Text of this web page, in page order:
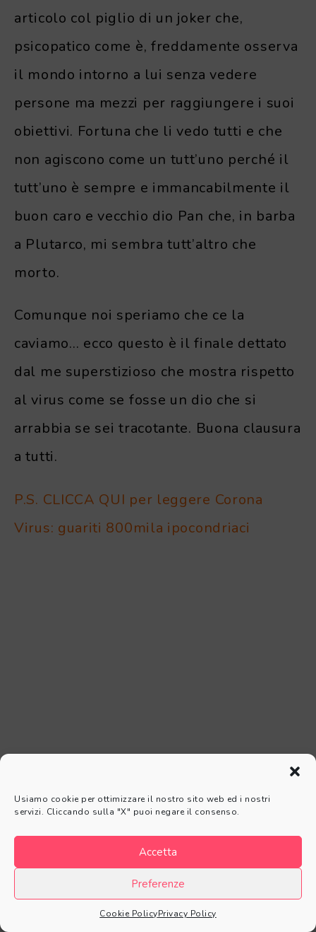
Usiamo cookie per ottimizzare il nostro sito web ed i nostri
servizi. Cliccando sulla "X" puoi negare il consenso.
Accetta
Preferenze
Cookie PolicyPrivacy Policy
articolo col piglio di un joker che,
psicopatico come è, freddamente osserva
il mondo intorno a lui senza vedere
persone ma mezzi per raggiungere i suoi
obiettivi. Fortuna che li vedo tutti e che
non agiscono come un tutt’uno perché il
tutt’uno è sempre e immancabilmente il
buon caro e vecchio dio Pan che, in barba
a Plutarco, mi sembra tutt’altro che
morto.
Comunque noi speriamo che ce la
caviamo… ecco questo è il finale dettato
dal me superstizioso che mostra rispetto
al virus come se fosse un dio che si
arrabbia se sei tracotante. Buona clausura
a tutti.
P.S. CLICCA QUI per leggere Corona
Virus: guariti 800mila ipocondriaci
Mostra commenti